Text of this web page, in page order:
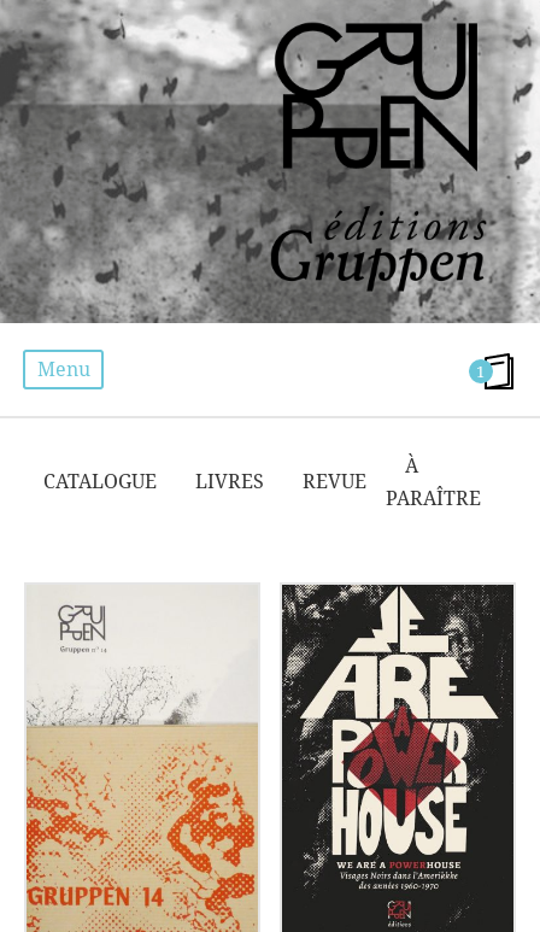
Menu 1
CATALOGUE
LIVRES REVUE
À
PARAÎTRE